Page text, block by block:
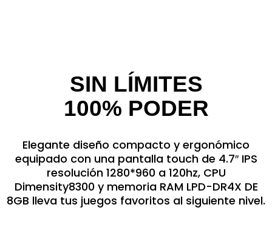
SIN LÍMITES
100% PODER
Elegante diseño compacto y ergonómico
equipado con una pantalla touch de 4.7″ IPS
resolución 1280*960 a 120hz, CPU
Dimensity8300 y memoria RAM LPD-DR4X DE
8GB lleva tus juegos favoritos al siguiente nivel.